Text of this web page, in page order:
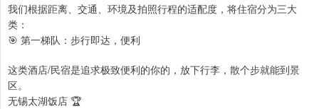
我们根据距离、交通、环境及拍照行程的适配度，将住宿分为三大
类：
🎯 第一梯队：步行即达，便利
这类酒店/民宿是追求极致便利的你的，放下行李，散个步就能到景
区。
无锡太湖饭店 🏆